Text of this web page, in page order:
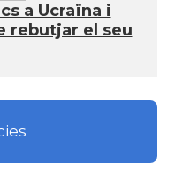
a Ucraïna i
rebutjar el seu